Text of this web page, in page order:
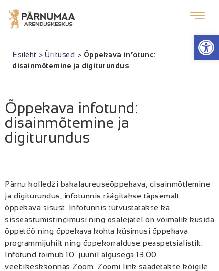
Esileht > Üritused > Õppekava infotund:
disainmõtemine ja digiturundus
Õppekava infotund:
disainmõtemine ja
digiturundus
Pärnu kolledži bakalaureuseõppekava, disainmõtlemine
ja digiturundus, infotunnis räägitakse täpsemalt
õppekava sisust. Infotunnis tutvustatakse ka
sisseastumistingimusi ning osalejatel on võimalik küsida
õppetöö ning õppekava kohta küsimusi õppekava
programmijuhilt ning õppekorralduse peaspetsialistilt.
Infotund toimub 10. juunil algusega 13.00
veebikeskkonnas Zoom. Zoomi link saadetakse kõigile